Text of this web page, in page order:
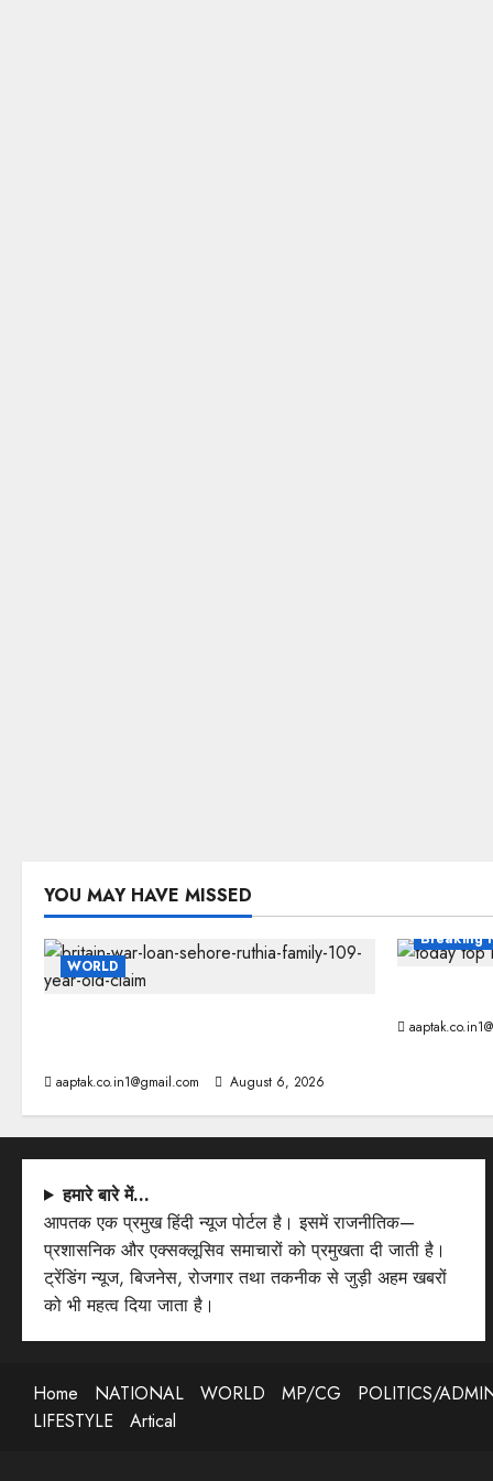
YOU MAY HAVE MISSED
WORLD
aaptak.co.in1@gmail.com August 6, 2026
Breaking
हमारे बारे में…
आपतक एक प्रमुख हिंदी न्यूज पोर्टल है। इसमें राजनीतिक—
प्रशासनिक और एक्सक्लूसिव समाचारों को प्रमुखता दी जाती है।
ट्रेंडिंग न्यूज, बिजनेस, रोजगार तथा तकनीक से जुड़ी अहम खबरों
को भी महत्व दिया जाता है।
Home NATIONAL WORLD MP/CG POLITICS/
LIFESTYLE
Artical